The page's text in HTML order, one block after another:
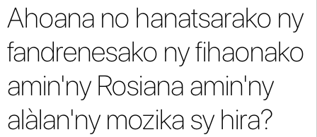
Ahoana no hanatsarako ny
fandrenesako ny fihaonako
amin'ny Rosiana amin'ny
alàlan'ny mozika sy hira?